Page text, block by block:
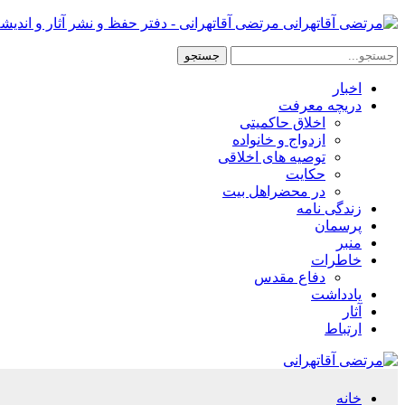
مرتضی آقاتهرانی - دفتر حفظ و نشر آثار و
اخبار
دریچه معرفت
اخلاق حاکمیتی
ازدواج و خانواده
توصیه های اخلاقی
حکایت
در محضراهل بیت
زندگی نامه
پرسمان
منبر
خاطرات
دفاع مقدس
یادداشت
آثار
ارتباط
خانه